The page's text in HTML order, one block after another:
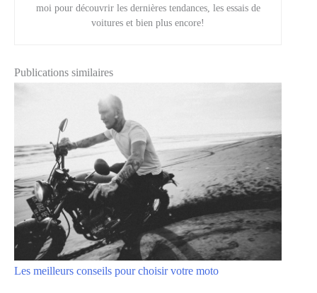
moi pour découvrir les dernières tendances, les essais de
voitures et bien plus encore!
Publications similaires
Les meilleurs conseils pour choisir votre moto